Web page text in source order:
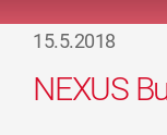
15.5.2018
NEXUS